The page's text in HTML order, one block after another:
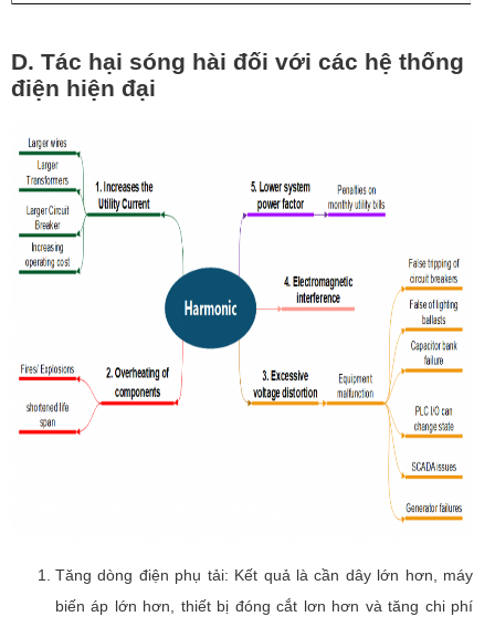
D. Tác hại sóng hài đối với các hệ thống
điện hiện đại
Tăng dòng điện phụ tải: Kết quả là cần dây lớn hơn, máy
biến áp lớn hơn, thiết bị đóng cắt lơn hơn và tăng chi phí